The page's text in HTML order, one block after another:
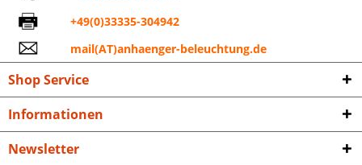
+49(0)33335-304942
mail(AT)anhaenger-beleuchtung.de
Shop Service
Informationen
Newsletter